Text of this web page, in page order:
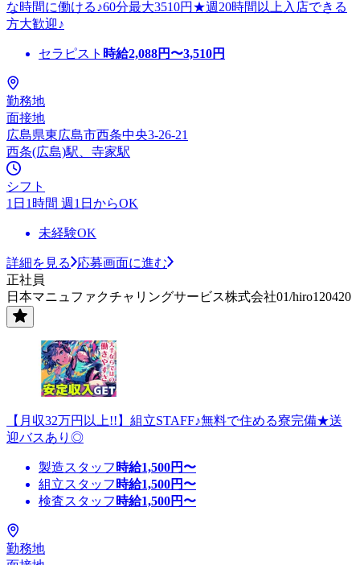
な時間に働ける♪60分最大3510円★週20時間以上入店できる
方大歓迎♪
セラピスト 時給2,088円〜3,510円
勤務地
面接地
広島県東広島市西条中央3-26-21
西条(広島)駅、寺家駅
シフト
1日1時間 週1日からOK
未経験OK
詳細を見る
応募画面に進む
正社員
日本マニュファクチャリングサービス株式会社01/hiro120420
【月収32万円以上!!】組立STAFF♪無料で住める寮完備★送
迎バスあり◎
製造スタッフ 時給1,500円〜
組立スタッフ 時給1,500円〜
検査スタッフ 時給1,500円〜
勤務地